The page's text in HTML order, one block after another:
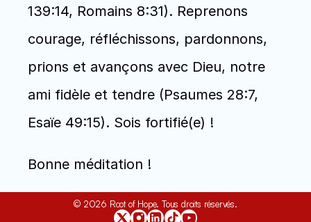
139:14, Romains 8:31). Reprenons
courage, réfléchissons, pardonnons,
prions et avançons avec Dieu, notre
ami fidèle et tendre (Psaumes 28:7,
Esaïe 49:15). Sois fortifié(e) !
Bonne méditation !
© 2026 Root of Hope. Tous droits réservés.